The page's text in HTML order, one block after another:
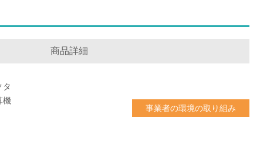
商品詳細
タ
機
事業者の環境の取り組み